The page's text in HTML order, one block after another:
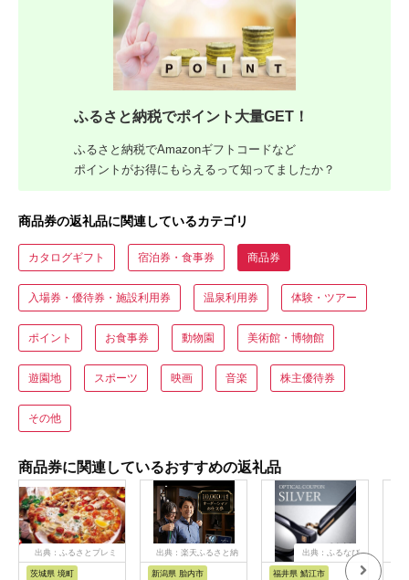
ふるさと納税でポイント大量GET！
ふるさと納税でAmazonギフトコードなど
ポイントがお得にもらえるって知ってましたか？
商品券の返礼品に関連しているカテゴリ
カタログギフト 宿泊券・食事券 商品券
入場券・優待券・施設利用券 温泉利用券 体験・ツアー
ポイント お食事券 動物園 美術館・博物館
遊園地 スポーツ 映画 音楽 株主優待券
その他
商品券に関連しているおすすめの返礼品
出典：ふるさとプレミ
茨城県 境町
出典：楽天ふるさと納
新潟県 胎内市
出典：ふるなび
福井県 鯖江市